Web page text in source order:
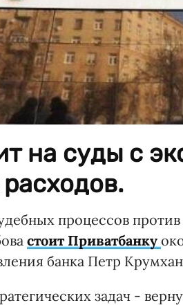
на суды с
процессов
стоит Приватбанку
банка Петр
задач -